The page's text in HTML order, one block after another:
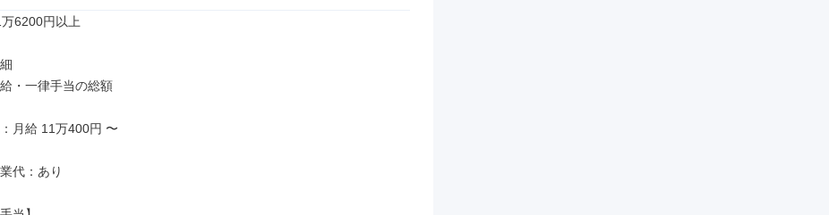
万6200円以上
・一律手当の総額
月給 11万400円 〜
代：あり